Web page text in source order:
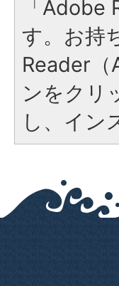
「
す。お持
Reader
ンをクリ
し、イン